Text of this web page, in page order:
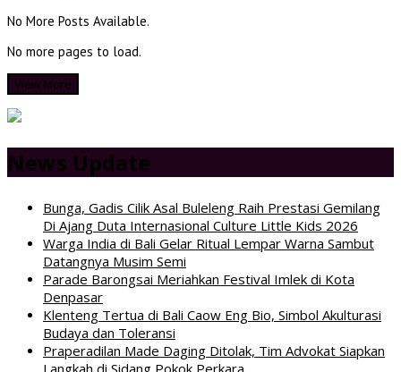
No More Posts Available.
No more pages to load.
View More
News Update
Bunga, Gadis Cilik Asal Buleleng Raih Prestasi Gemilang
Di Ajang Duta Internasional Culture Little Kids 2026
Warga India di Bali Gelar Ritual Lempar Warna Sambut
Datangnya Musim Semi
Parade Barongsai Meriahkan Festival Imlek di Kota
Denpasar
Klenteng Tertua di Bali Caow Eng Bio, Simbol Akulturasi
Budaya dan Toleransi
Praperadilan Made Daging Ditolak, Tim Advokat Siapkan
Langkah di Sidang Pokok Perkara